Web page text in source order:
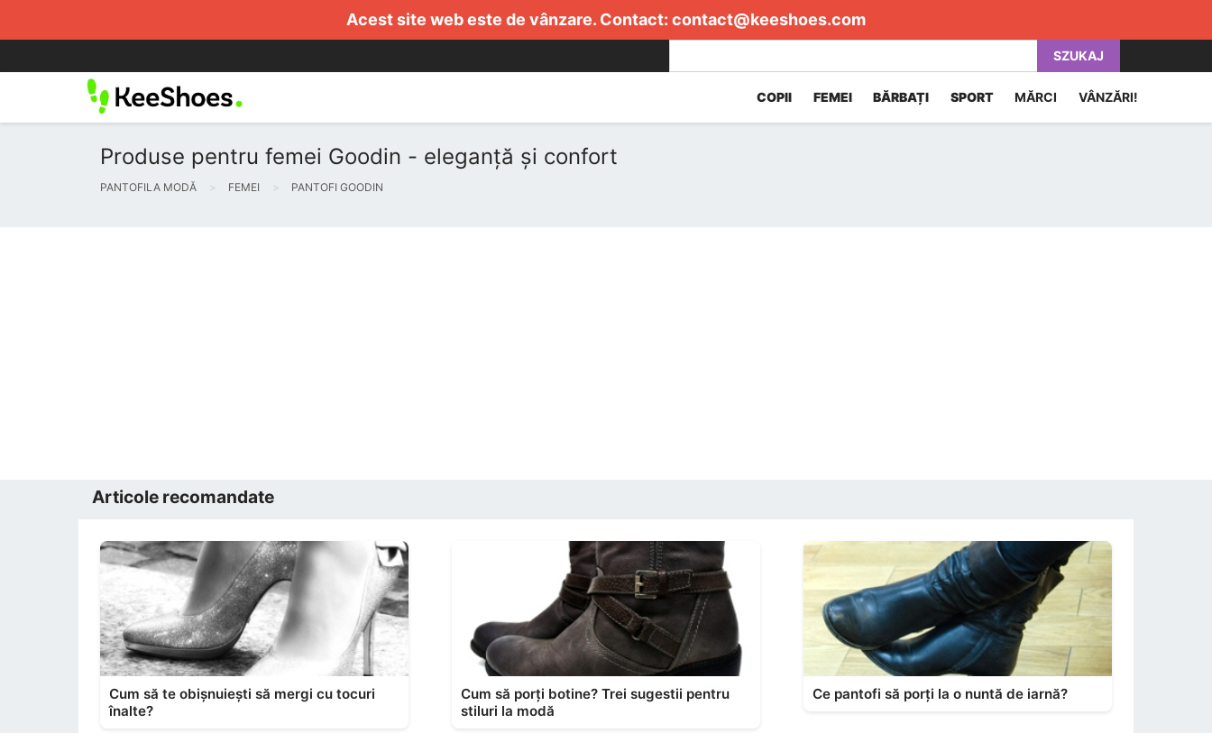
Acest site web este de vânzare. Contact: contact@keeshoes.com
SZUKAJ
COPII FEMEI BĂRBAȚI SPORT MĂRCI VÂNZĂRI!
Produse pentru femei Goodin - eleganță și confort
PANTOFILA MODĂ FEMEI PANTOFI GOODIN
Articole recomandate
Cum să te obișnuiești să mergi cu tocuri
înalte?
Cum să porți botine? Trei sugestii pentru
stiluri la modă
Ce pantofi să porți la o nuntă de iarnă?